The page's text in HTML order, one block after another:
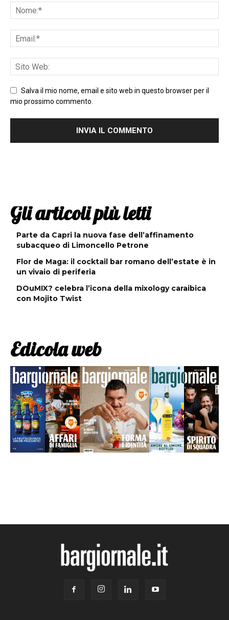
Salva il mio nome, email e sito web in questo browser per il
mio prossimo commento.
Gli articoli più letti
Parte da Capri la nuova fase dell’affinamento
subacqueo di Limoncello Petrone
Flor de Maga: il cocktail bar romano dell’estate è in
un vivaio di periferia
DOuMIX? celebra l’icona della mixology caraibica
con Mojito Twist
Edicola web